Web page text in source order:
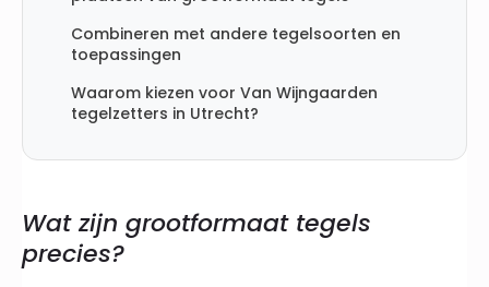
Combineren met andere tegelsoorten en
toepassingen
Waarom kiezen voor Van Wijngaarden
tegelzetters in Utrecht?
Wat zijn grootformaat tegels
precies?